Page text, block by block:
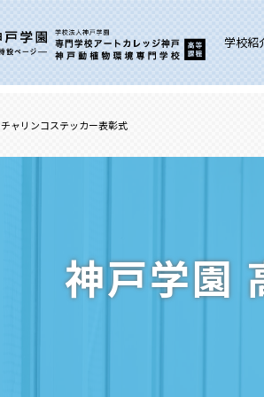
学校紹
チャリンコステッカー表彰式
神戸学園